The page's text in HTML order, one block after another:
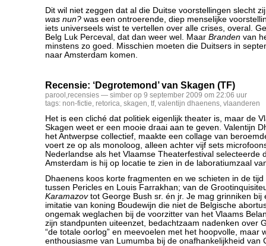
Dit wil niet zeggen dat al die Duitse voorstellingen slecht
was nun? was een ontroerende, diep menselijke
iets universeels wist te vertellen over alle crises, overal.
Belg Luk Perceval, dat dan weer wel. Maar Branden van
minstens zo goed. Misschien moeten die Duitsers in
naar Amsterdam komen.
Recensie: ‘Degrotemond’ van Skagen (TF)
parool ,recensies — simber op 9 september 2009 om 22:06 uur
tags: non-fictie, retorica, skagen, tf, valentijn dhaenens, vlaanderen
Het is een cliché dat politiek eigenlijk theater is, maar de
Skagen weet er een mooie draai aan te geven. Valentijn
het Antwerpse collectief, maakte een collage van
voert ze op als monoloog, alleen achter vijf sets
Nederlandse als het Vlaamse Theaterfestival selecteerde
Amsterdam is hij op locatie te zien in de laboratiumzaal
Dhaenens koos korte fragmenten en we schieten in de
tussen Pericles en Louis Farrakhan; van de
Karamazovtot George Bush sr. én jr. Je mag grinniken bij
imitatie van koning Boudewijn die niet de Belgische
ongemak weglachen bij de voorzitter van het Vlaams
zijn standpunten uiteenzet, bedachtzaam nadenken over
“de totale oorlog” en meevoelen met het hoopvolle, maar
enthousiasme van Lumumba bij de onafhankelijkheid van